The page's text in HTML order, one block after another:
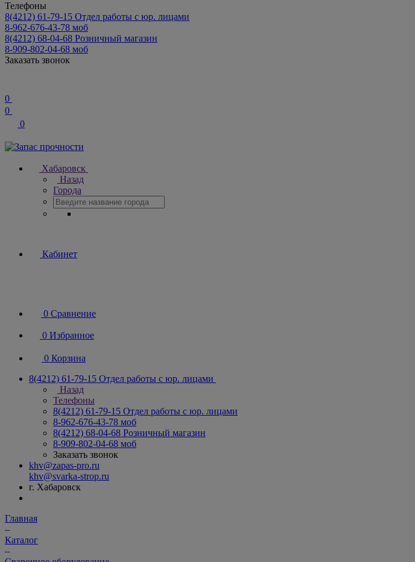
Телефоны
8(4212) 61-79-15 Отдел работы с юр. лицами
8-962-676-43-78 моб
8(4212) 68-04-68 Розничный магазин
8-909-802-04-68 моб
Заказать звонок
0
0
0
Хабаровск
Назад
Города
Кабинет
0 Сравнение
0 Избранное
0 Корзина
8(4212) 61-79-15 Отдел работы с юр. лицами
Назад
Телефоны
8(4212) 61-79-15 Отдел работы с юр. лицами
8-962-676-43-78 моб
8(4212) 68-04-68 Розничный магазин
8-909-802-04-68 моб
Заказать звонок
khv@zapas-pro.ru
khv@svarka-strop.ru
г. Хабаровск
Главная
–
Каталог
–